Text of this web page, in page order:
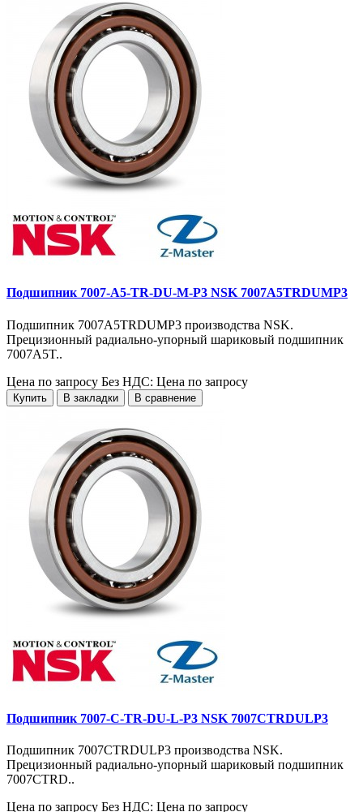
Подшипник 7007-A5-TR-DU-M-P3 NSK 7007A5TRDUMP3
Подшипник 7007A5TRDUMP3 производства NSK.
Прецизионный радиально-упорный шариковый подшипник
7007A5T..
Цена по запросу Без НДС: Цена по запросу
Купить В закладки В сравнение
Подшипник 7007-C-TR-DU-L-P3 NSK 7007CTRDULP3
Подшипник 7007CTRDULP3 производства NSK.
Прецизионный радиально-упорный шариковый подшипник
7007CTRD..
Цена по запросу Без НДС: Цена по запросу